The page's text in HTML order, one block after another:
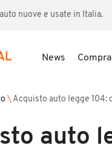
nuove e usate in Italia.
News
\ Acquisto auto legge 104:
auto